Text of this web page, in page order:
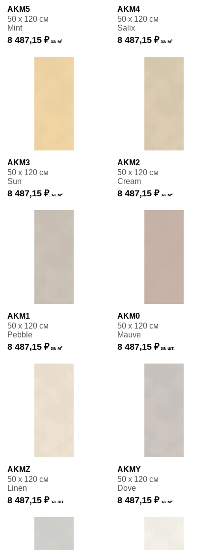
AKM5
50 x 120 см
Mint
8 487,15 ₽ за м²
AKM4
50 x 120 см
Salix
8 487,15 ₽ за м²
AKM3
50 x 120 см
Sun
8 487,15 ₽ за м²
AKM2
50 x 120 см
Cream
8 487,15 ₽ за м²
AKM1
50 x 120 см
Pebble
8 487,15 ₽ за м²
AKM0
50 x 120 см
Mauve
8 487,15 ₽ за шт.
AKMZ
50 x 120 см
Linen
8 487,15 ₽ за шт.
AKMY
50 x 120 см
Dove
8 487,15 ₽ за м²